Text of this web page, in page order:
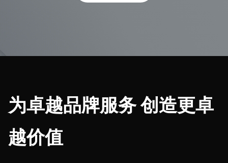
为卓越品牌服务 创造更卓
越价值